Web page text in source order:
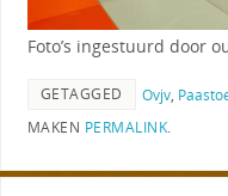
Foto’s ingestuurd door
GETAGGED Ovjv,
MAKEN PERMALINK.